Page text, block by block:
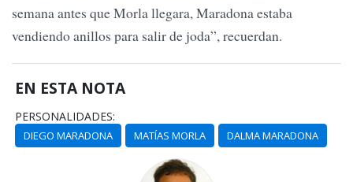
semana antes que Morla llegara, Maradona estaba
vendiendo anillos para salir de joda”, recuerdan.
EN ESTA NOTA
PERSONALIDADES:
DIEGO MARADONA MATÍAS MORLA DALMA MARADONA